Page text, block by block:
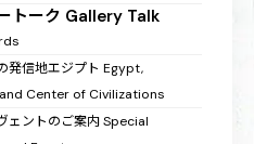
トーク Gallery Talk
発信地エジプト Egypt,
Center of Civilizations
ェントのご案内Special